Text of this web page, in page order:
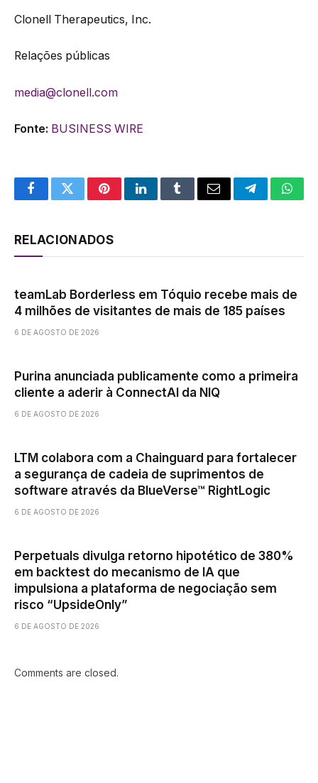
Clonell Therapeutics, Inc.
Relações públicas
media@clonell.com
Fonte: BUSINESS WIRE
FacebookTwitterPinterestLinkedInTumblrEmail Telegram
RELACIONADOS
teamLab Borderless em Tóquio recebe mais de
4 milhões de visitantes de mais de 185 países
6 DE AGOSTO DE 2026
Purina anunciada publicamente como a primeira
cliente a aderir à ConnectAI da NIQ
6 DE AGOSTO DE 2026
LTM colabora com a Chainguard para fortalecer
a segurança de cadeia de suprimentos de
software através da BlueVerse™ RightLogic
6 DE AGOSTO DE 2026
Perpetuals divulga retorno hipotético de 380%
em backtest do mecanismo de IA que
impulsiona a plataforma de negociação sem
risco “UpsideOnly”
6 DE AGOSTO DE 2026
Comments are closed.